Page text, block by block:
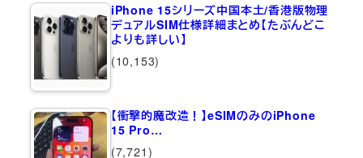
iPhone 15シリーズ中国本土/香港版物理
デュアルSIM仕様詳細まとめ【たぶんどこ
よりも詳しい】
(10,153)
【衝撃的魔改造！】eSIMのみのiPhone
15 Pro…
(7,721)